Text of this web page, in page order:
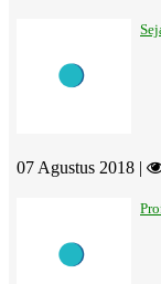
07 Agustus 2018 |